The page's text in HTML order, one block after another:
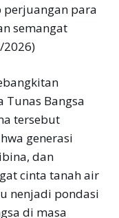
para
semangat
2026)
Tunas Bangsa
tersebut
generasi
dan
cinta tanah air
nenjadi pondasi
di masa